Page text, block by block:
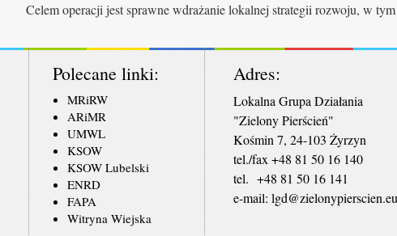
Celem operacji jest sprawne wdrażanie lokalnej strategii rozwoju, w
Polecane linki:
MRiRW
ARiMR
UMWL
KSOW
KSOW Lubelski
ENRD
FAPA
Witryna Wiejska
Adres:
Lokalna Grupa Działania
"Zielony Pierścień"
Kośmin 7, 24-103 Żyrzyn
tel./fax +48 81 50 16 140
tel. +48 81 50 16 141
​e-mail: lgd@zielonypierscien.eu